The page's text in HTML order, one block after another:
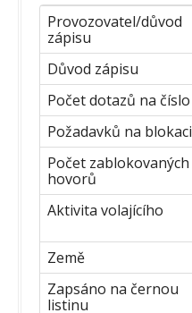
Provozovatel/důvod
zápisu
Důvod zápisu
Počet dotazů na číslo
Požadavků na blokaci
Počet zablokovaných
hovorů
Aktivita volajícího
Země
Zapsáno na černou
listinu